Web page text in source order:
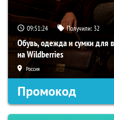
09:51:23 Получили: 32
Обувь, одежда и сумки для
на Wildberries
Россия
Промокод